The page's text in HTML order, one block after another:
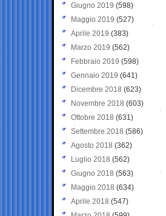
Giugno 2019 (598)
Maggio 2019 (527)
Aprile 2019 (383)
Marzo 2019 (562)
Febbraio 2019 (598)
Gennaio 2019 (641)
Dicembre 2018 (623)
Novembre 2018 (603)
Ottobre 2018 (631)
Settembre 2018 (586)
Agosto 2018 (362)
Luglio 2018 (562)
Giugno 2018 (563)
Maggio 2018 (634)
Aprile 2018 (547)